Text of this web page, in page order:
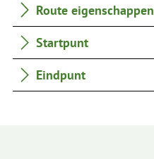
Route eigenschappen
Startpunt
Eindpunt